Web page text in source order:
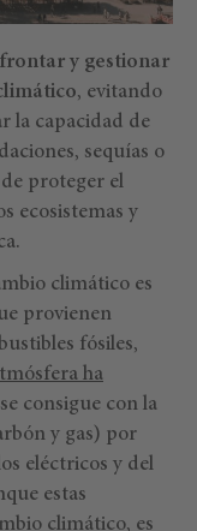
y gestionar
, evitando
la capacidad de
sequías o
proteger el
ecosistemas y
climático es
provienen
fósiles,
ha
consigue con la
y gas) por
eléctricos y del
estas
climático, es